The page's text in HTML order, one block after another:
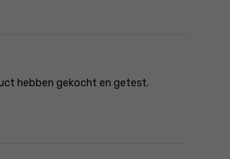
hebben gekocht en getest.